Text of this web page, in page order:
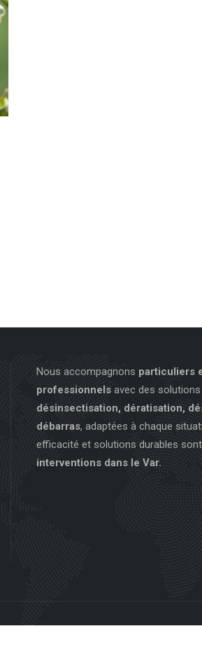
Nous accompagnons particuliers
professionnels avec des solutions
désinsectisation, dératisation,
débarras, adaptées à chaque
efficacité et solutions durables
interventions dans le Var.